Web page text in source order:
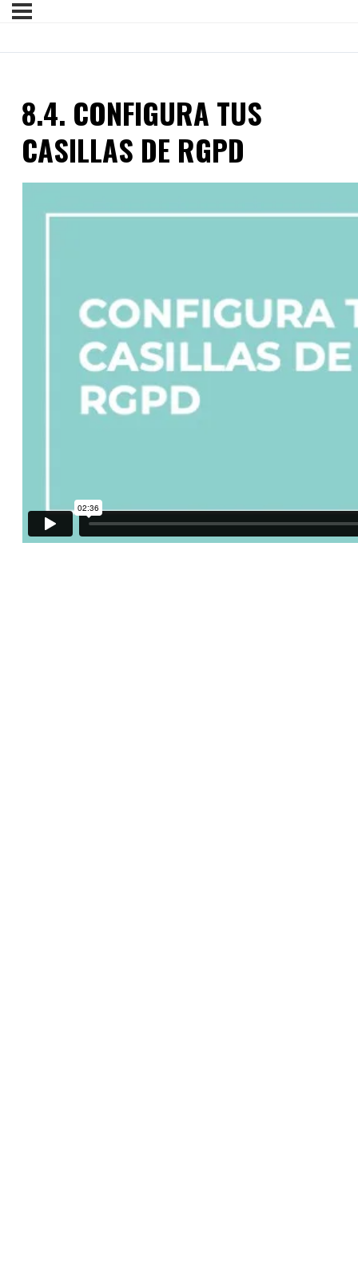
8.4. CONFIGURA TUS
CASILLAS DE RGPD